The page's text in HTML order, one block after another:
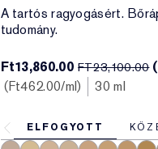
A tartós ragyogásért.
tudomány.
Ft13,860.00FT23,100.00
Ft462.00/ml 30 ml
ELFOGYOTT